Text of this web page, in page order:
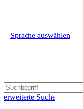
Sprache auswählen
erweiterte Suche